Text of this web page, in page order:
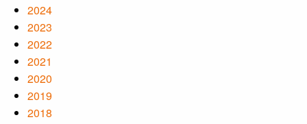
2024
2023
2022
2021
2020
2019
2018